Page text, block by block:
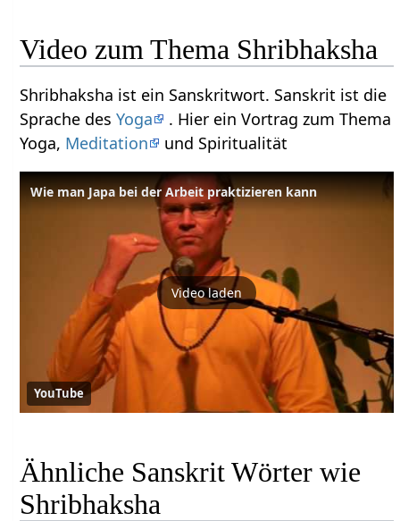
Video zum Thema Shribhaksha
Shribhaksha ist ein Sanskritwort. Sanskrit ist die
Sprache desYoga
. Hier ein Vortrag zum Thema
Yoga, Meditation und Spiritualität
Wie man Japa bei der Arbeit praktizieren kann
Video laden
YouTube
Ähnliche Sanskrit Wörter wie
Shribhaksha